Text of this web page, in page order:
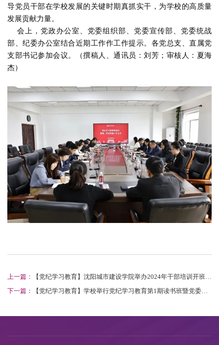
导党员干部在学校发展的关键时期真抓实干，为学校的高质量
发展贡献力量。
会上，党政办公室、党委组织部、党委宣传部、党委统战
部、纪委办公室结合近期工作作工作提示。各党总支、直属党
支部书记参加会议。（撰稿人、通讯员：刘芳；审核人：夏海
杰）
上一篇：
【党纪学习教育】沈阳城市建设学院举办2024年干部培训开班仪
式暨专题辅导培训
下一篇：
【党纪学习教育】学校举行党纪学习教育第1期读书班暨党委理